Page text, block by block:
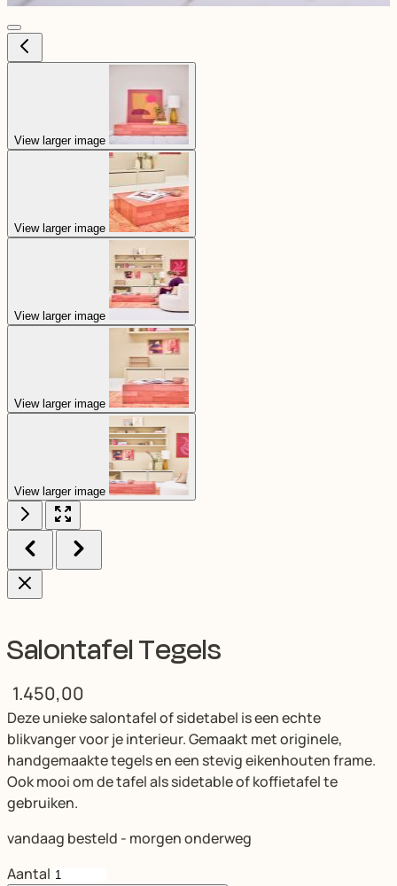
View larger image
View larger image
View larger image
View larger image
View larger image
Salontafel Tegels
1.450,00
Deze unieke salontafel of sidetabel is een echte
blikvanger voor je interieur. Gemaakt met originele,
handgemaakte tegels en een stevig eikenhouten frame.
Ook mooi om de tafel als sidetable of koffietafel te
gebruiken.
vandaag besteld - morgen onderweg
Aantal